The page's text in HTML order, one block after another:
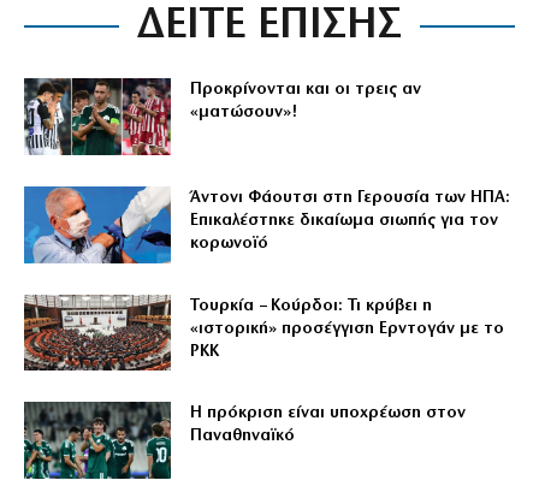
ΔΕΙΤΕ ΕΠΙΣΗΣ
Προκρίνονται και οι τρεις αν
«ματώσουν»!
Άντονι Φάουτσι στη Γερουσία των ΗΠΑ:
Επικαλέστηκε δικαίωμα σιωπής για τον
κορωνοϊό
Τουρκία – Κούρδοι: Τι κρύβει η
«ιστορική» προσέγγιση Ερντογάν με το
PKK
Η πρόκριση είναι υποχρέωση στον
Παναθηναϊκό